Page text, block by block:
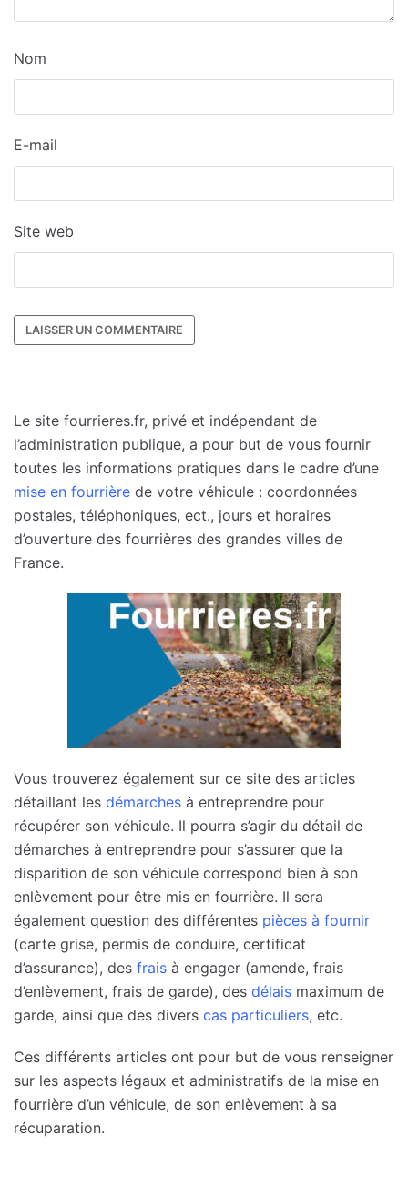
Nom
E-mail
Site web
Le site fourrieres.fr, privé et indépendant de
l’administration publique, a pour but de vous fournir
toutes les informations pratiques dans le cadre d’une
mise en fourrière de votre véhicule : coordonnées
postales, téléphoniques, ect., jours et horaires
d’ouverture des fourrières des grandes villes de
France.
Vous trouverez également sur ce site des articles
détaillant les démarches à entreprendre pour
récupérer son véhicule. Il pourra s’agir du détail de
démarches à entreprendre pour s’assurer que la
disparition de son véhicule correspond bien à son
enlèvement pour être mis en fourrière. Il sera
également question des différentes pièces à fournir
(carte grise, permis de conduire, certificat
d’assurance), des frais à engager (amende, frais
d’enlèvement, frais de garde), des délais maximum de
garde, ainsi que des divers cas particuliers, etc.
Ces différents articles ont pour but de vous renseigner
sur les aspects légaux et administratifs de la mise en
fourrière d’un véhicule, de son enlèvement à sa
récuparation.